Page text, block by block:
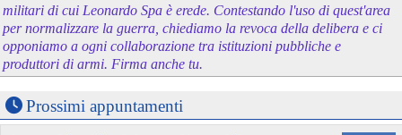
militari di cui Leonardo Spa è erede. Contestando l'uso di quest'area
per normalizzare la guerra, chiediamo la revoca della delibera e ci
opponiamo a ogni collaborazione tra istituzioni pubbliche e
produttori di armi. Firma anche tu.
Prossimi appuntamenti